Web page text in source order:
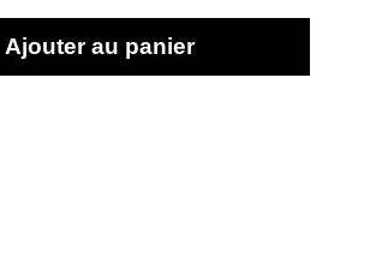
Ajouter au panier